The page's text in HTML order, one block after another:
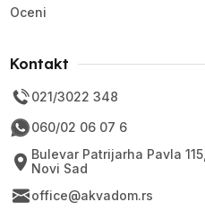
Oceni
Kontakt
021/3022 348
060/02 06 07 6
Bulevar Patrijarha Pavla 115,
Novi Sad
office@akvadom.rs